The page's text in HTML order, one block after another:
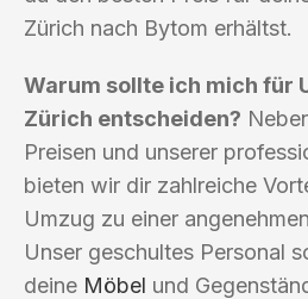
Zürich nach Bytom erhältst.
Warum sollte ich mich für
Zürich entscheiden?
Preisen und unserer
bieten wir dir zahlreiche
Umzug zu einer
Unser geschultes Personal
deine Möbel und